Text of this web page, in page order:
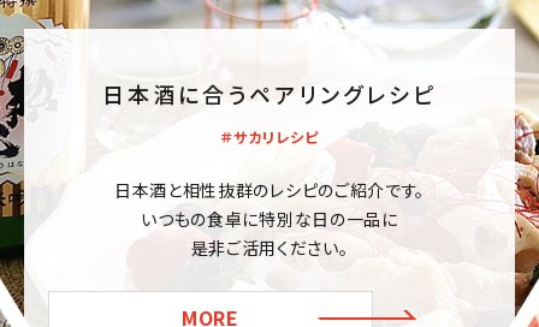
日本酒に合うペアリングレシピ
＃サカリレシピ
日本酒と相性抜群のレシピのご紹介です。
いつもの食卓に特別な日の一品に
是非ご活用ください。
MORE